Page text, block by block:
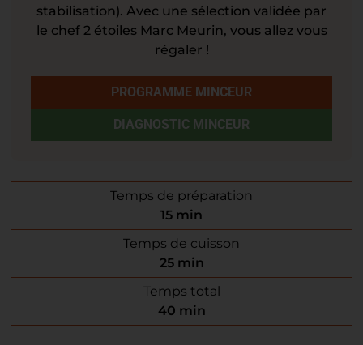
stabilisation). Avec une sélection validée par
le chef 2 étoiles Marc Meurin, vous allez vous
régaler !
PROGRAMME MINCEUR
DIAGNOSTIC MINCEUR
Temps de préparation
15 min
Temps de cuisson
25 min
Temps total
40 min